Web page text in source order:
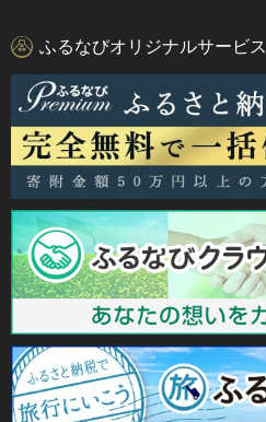
ふるなびオリジナルサービス